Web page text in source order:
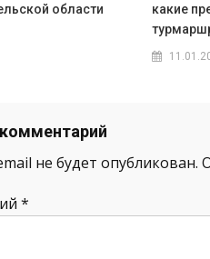
области
какие
не будет опубликован.
*